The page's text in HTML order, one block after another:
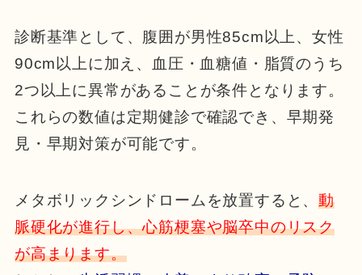
診断基準として、腹囲が男性85cm以上、女性
90cm以上に加え、血圧・血糖値・脂質のうち
2つ以上に異常があることが条件となります。
これらの数値は定期健診で確認でき、早期発
見・早期対策が可能です。
メタボリックシンドロームを放置すると、動
脈硬化が進行し、心筋梗塞や脳卒中のリスク
が高まります。